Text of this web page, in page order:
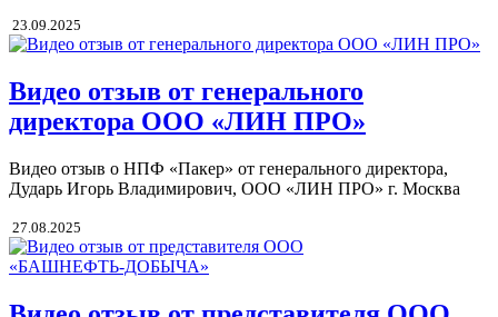
23.09.2025
Видео отзыв от генерального
директора ООО «ЛИН ПРО»
Видео отзыв о НПФ «Пакер» от генерального директора,
Дударь Игорь Владимирович, ООО «ЛИН ПРО» г. Москва
27.08.2025